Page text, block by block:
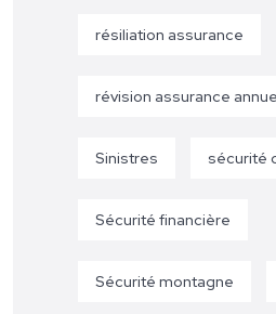
résiliation assurance
révision assurance
Sinistres sécurité
Sécurité financière
Sécurité montagne